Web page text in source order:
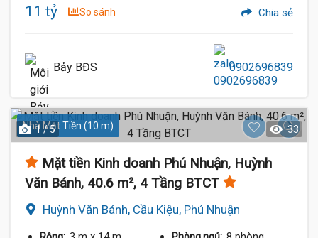
11 tỷ So sánh Chia sẻ
Bảy BĐS 0902696839
Nhà Mặt Tiền (10 m)
1 / 5 33
Mặt tiền Kinh doanh Phú Nhuận, Huỳnh
Văn Bánh, 40.6 m², 4 Tầng BTCT
Huỳnh Văn Bánh, Cầu Kiệu, Phú Nhuận